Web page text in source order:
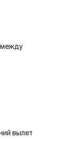
между
вылет